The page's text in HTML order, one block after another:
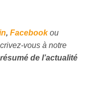
, Facebookou
vous à notre
résumé de l’actualité